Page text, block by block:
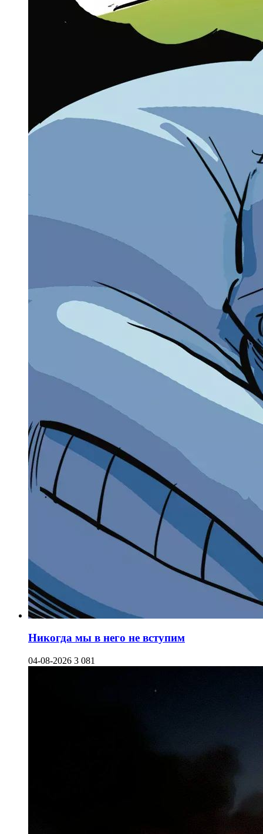
Никогда мы в него не вступим
04-08-2026 3 081